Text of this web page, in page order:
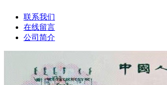
联系我们
在线留言
公司简介